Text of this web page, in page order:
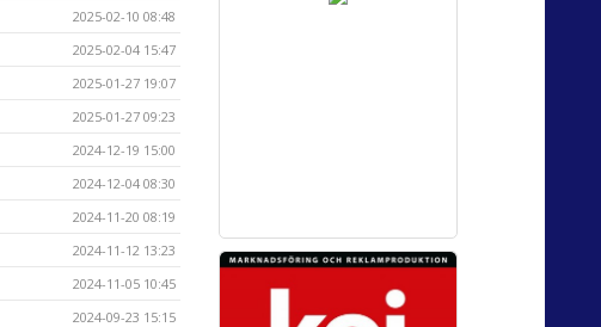
2025-02-10 08:48
2025-02-04 15:47
2025-01-27 19:07
2025-01-27 09:23
2024-12-19 15:00
2024-12-04 08:30
2024-11-20 08:19
2024-11-12 13:23
2024-11-05 10:45
2024-09-23 15:15